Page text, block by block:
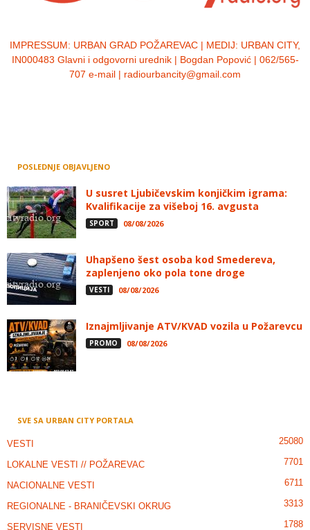
IMPRESSUM: URBAN GRAD POŽAREVAC | MEDIJ: URBAN CITY,
IN000483 Glavni i odgovorni urednik | Bogdan Popović | 062/565-
707 e-mail | radiourbancity@gmail.com
POSLEDNJE OBJAVLJENO
U susret Ljubičevskim konjičkim igrama:
Kvalifikacije za višeboj 16. avgusta
SPORT 08/08/2026
Uhapšeno šest osoba kod Smedereva,
zaplenjeno oko pola tone droge
VESTI 08/08/2026
Iznajmljivanje ATV/KVAD vozila u Požarevcu
PROMO 08/08/2026
SVE SA URBAN CITY PORTALA
VESTI 25080
LOKALNE VESTI // POŽAREVAC 7701
NACIONALNE VESTI 6711
REGIONALNE - BRANIČEVSKI OKRUG 3313
SERVISNE VESTI 1788